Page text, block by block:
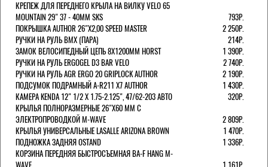
КРЕПЕЖ ДЛЯ ПЕРЕДНЕГО КРЫЛА НА ВИЛКУ VELO 65
MOUNTAIN 29" 37 - 40ММ SKS
793Р.
ПОКРЫШКА AUTHOR 26"Х2,00 SPEED MASTER
2 250Р.
РУЧКИ НА РУЛЬ BMX (ПАРА)
214Р.
ЗАМОК ВЕЛОCИПЕДНЫЙ ЦЕПЬ 8Х1200ММ HORST
1 390Р.
РУЧКИ НА РУЛЬ ERGOGEL D3 BAR VELO
2 740Р.
РУЧКИ НА РУЛЬ AGR ERGO 20 GRIPLOCK AUTHOR
2 190Р.
ПОДСУМОК ПОДРАМНЫЙ A-R211 X7 AUTHOR
1 430Р.
КАМЕРА KENDA 12" 1/2 Х 1.75-2.125", 47/62-203 АВТО
320Р.
КРЫЛЬЯ ПОЛНОРАЗМЕРНЫЕ 26"Х60 ММ С
ЭЛЕКТРОПРОВОДКОЙ M-WAVE
2 809Р.
КРЫЛЬЯ УНИВЕРСАЛЬНЫЕ LASALLE ARIZONA BROWN
1 470Р.
ПОДНОЖКА ЗАДНЯЯ OSTAND
1 336Р.
КОРЗИНА ПЕРЕДНЯЯ БЫСТРОСЪЕМНАЯ BA-F HANG M-
WAVE
1 161Р.